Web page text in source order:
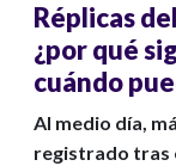
Réplicas
¿por qué
cuándo
Al medio día,
registrado tras